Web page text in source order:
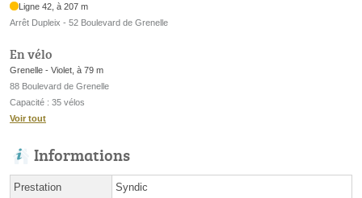
Ligne 42, à 207 m
Arrêt Dupleix - 52 Boulevard de Grenelle
En vélo
Grenelle - Violet, à 79 m
88 Boulevard de Grenelle
Capacité : 35 vélos
Voir tout
Informations
Prestation Syndic